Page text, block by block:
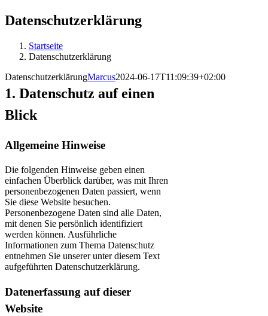
Datenschutzerklärung
Startseite
Datenschutzerklärung
DatenschutzerklärungMarcus2024-06-17T11:09:39+02:00
1. Datenschutz auf einen
Blick
Allgemeine Hinweise
Die folgenden Hinweise geben einen
einfachen Überblick darüber, was mit Ihren
personenbezogenen Daten passiert, wenn
Sie diese Website besuchen.
Personenbezogene Daten sind alle Daten,
mit denen Sie persönlich identifiziert
werden können. Ausführliche
Informationen zum Thema Datenschutz
entnehmen Sie unserer unter diesem Text
aufgeführten Datenschutzerklärung.
Datenerfassung auf dieser
Website